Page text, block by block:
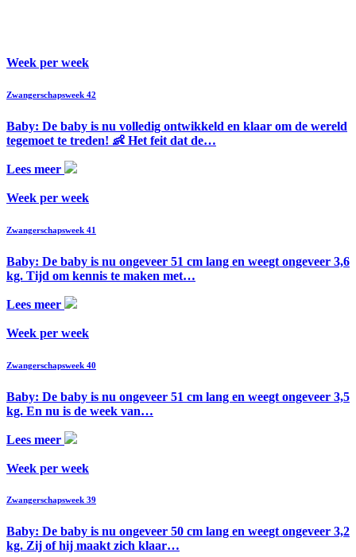
Week per week
Zwangerschapsweek 42
Baby: De baby is nu volledig ontwikkeld en klaar om de wereld
tegemoet te treden! 👶 Het feit dat de…
Lees meer
Week per week
Zwangerschapsweek 41
Baby: De baby is nu ongeveer 51 cm lang en weegt ongeveer 3,6
kg. Tijd om kennis te maken met…
Lees meer
Week per week
Zwangerschapsweek 40
Baby: De baby is nu ongeveer 51 cm lang en weegt ongeveer 3,5
kg. En nu is de week van…
Lees meer
Week per week
Zwangerschapsweek 39
Baby: De baby is nu ongeveer 50 cm lang en weegt ongeveer 3,2
kg. Zij of hij maakt zich klaar…